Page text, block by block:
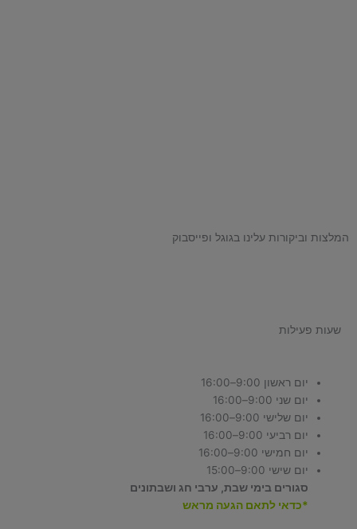
המלצות וביקורות עלינו בגוגל ופייסבוק
שעות פעילות
יום ראשון 9:00–16:00
יום שני 9:00–16:00
יום שלישי 9:00–16:00
יום רביעי 9:00–16:00
יום חמישי 9:00–16:00
יום שישי 9:00–15:00
סגורים בימי שבת, ערבי חג ושבתונים
*כדאי לתאם הגעה מראש